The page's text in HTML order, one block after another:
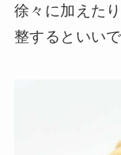
徐々に加えた
整するといいで